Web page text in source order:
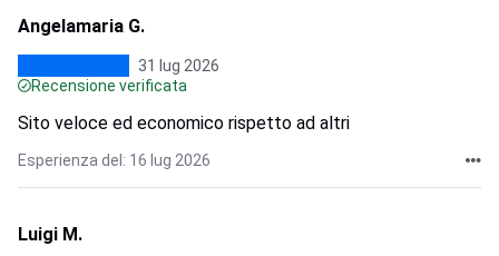
Angelamaria G.
31 lug 2026
Recensione verificata
Sito veloce ed economico rispetto ad altri
Esperienza del: 16 lug 2026
Luigi M.